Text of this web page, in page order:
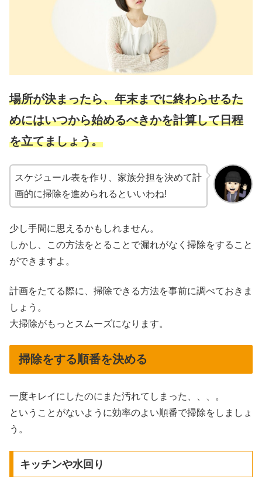
場所が決まったら、年末までに終わらせるた
めにはいつから始めるべきかを計算して日程
を立てましょう。
スケジュール表を作り、家族分担を決めて計
画的に掃除を進められるといいわね!
少し手間に思えるかもしれません。
しかし、この方法をとることで漏れがなく掃除をすること
ができますよ。
計画をたてる際に、掃除できる方法を事前に調べておきま
しょう。
大掃除がもっとスムーズになります。
掃除をする順番を決める
一度キレイにしたのにまた汚れてしまった、、、。
ということがないように効率のよい順番で掃除をしましょ
う。
キッチンや水回り